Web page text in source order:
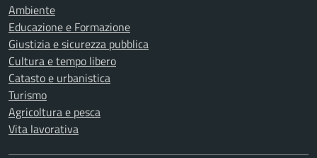
Ambiente
Educazione e Formazione
Giustizia e sicurezza pubblica
Cultura e tempo libero
Catasto e urbanistica
Turismo
Agricoltura e pesca
Vita lavorativa